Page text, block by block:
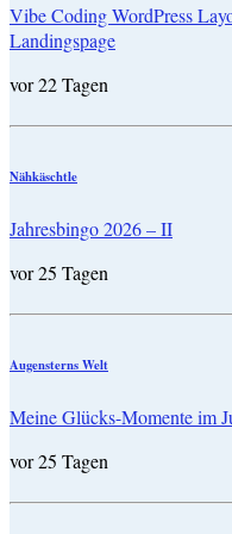
Vibe Coding WordPress
Landingspage
vor 22 Tagen
Nähkäschtle
Jahresbingo 2026 – II
vor 25 Tagen
Augensterns Welt
Meine Glücks-Momente im
vor 25 Tagen